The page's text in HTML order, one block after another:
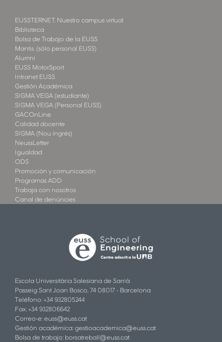
EUSSTERNET. Nuestro campus virtual
Biblioteca
Bolsa de Trabajo de la EUSS
Mantis. (sólo personal EUSS)
Alumni
EUSS MotorSport
Intranet EUSS
Gestión Académica
SIGMA VEGA (estudiante)
SIGMA VEGA (Personal EUSS)
GACOnLine
Calidad docente
SIGMA (Nou ingrés)
NeussLetter
Igualdad
ODS
Promoción y comunicación
Programas ADD
Trabaja con nosotros
Canal de denúncies
Escola Universitària Salesiana de Sarrià
Passeig Sant Joan Bosco, 74 08017 - Barcelona
Teléfono: +34 932805244
Fax: +34 932806642
Correo-e: euss@euss.cat
Gestión académica: gestioacademica@euss.cat
Bolsa de trabajo: borsatreball@euss.cat